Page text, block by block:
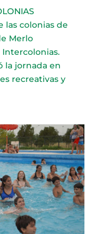
las colonias de
Merlo
la jornada en
recreativas y